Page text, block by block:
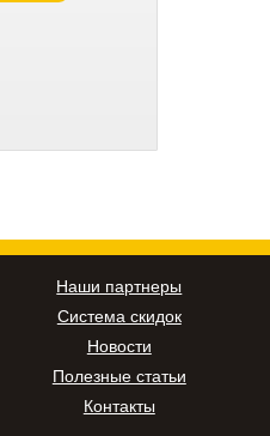
Наши партнеры
Система скидок
Новости
Полезные статьи
Контакты